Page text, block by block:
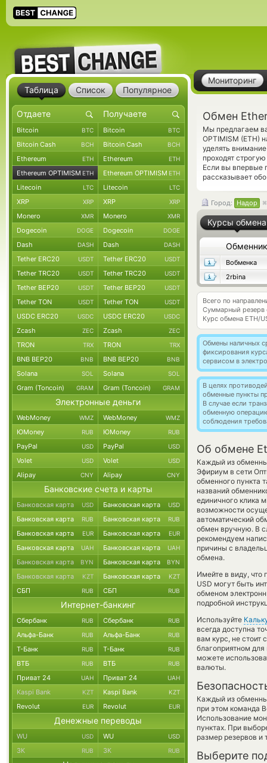
Мониторинг
Обмен
Мы предлагаем
OPTIMISM (ETH)
уделять
проходят
Если вы впервые
рассказывает
Город: Надор
Курсы обмена
Обменник
Вобменка
2rbina
Всего по
Суммарный резерв
Курс обмена ETH/
Обмены наличных
фиксирования
сервисом в
В целях
обменные пункты
В случае если
обменную
соблюдения
Об обмене
Каждый из
Эфириум в сети
обменного пункта
названий
единичного клика
возможности
автоматический
обмен вручную. В
рекомендуем
причины с
обмена.
Имейте в виду, что
USD могут быть
обменом
подробной
Используйте
всегда доступна
вам курс, не стоит
благоприятном
можете
валюты.
Каждый из
при этом команда
Использование
пунктах. При
размер резервов и
Выберите
Таблица Список Популярное
Bitcoin BTC Bitcoin BTC
Bitcoin Cash BCH Bitcoin Cash BCH
Ethereum ETH Ethereum ETH
Ethereum OPTIMISM ETH Ethereum OPTIMISM ETH
Litecoin LTC Litecoin LTC
XRP XRP XRP XRP
Monero XMR Monero XMR
Dogecoin DOGE Dogecoin DOGE
Dash DASH Dash DASH
Tether ERC20 USDT Tether ERC20 USDT
Tether TRC20 USDT Tether TRC20 USDT
Tether BEP20 USDT Tether BEP20 USDT
Tether TON USDT Tether TON USDT
USDC ERC20 USDC USDC ERC20 USDC
Zcash ZEC Zcash ZEC
TRON TRX TRON TRX
BNB BEP20 BNB BNB BEP20 BNB
Solana SOL Solana SOL
Gram (Toncoin) GRAM Gram (Toncoin) GRAM
Электронные деньги
WebMoney WMZ WebMoney WMZ
ЮMoney RUB ЮMoney RUB
PayPal USD PayPal USD
Volet USD Volet USD
Alipay CNY Alipay CNY
Банковские счета и карты
Банковская карта USD Банковская карта USD
Банковская карта RUB Банковская карта RUB
Банковская карта EUR Банковская карта EUR
Банковская карта UAH Банковская карта UAH
Банковская карта BYN Банковская карта BYN
Банковская карта KZT Банковская карта KZT
СБП RUB СБП RUB
Интернет-банкинг
Сбербанк RUB Сбербанк RUB
Альфа-Банк RUB Альфа-Банк RUB
Т-Банк RUB Т-Банк RUB
ВТБ RUB ВТБ RUB
Приват 24 UAH Приват 24 UAH
Kaspi Bank KZT Kaspi Bank KZT
Revolut EUR Revolut EUR
Денежные переводы
WU USD WU USD
ЗК RUB ЗК RUB